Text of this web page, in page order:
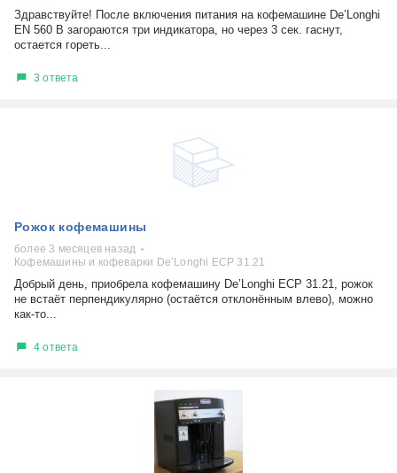
Здравствуйте! После включения питания на кофемашине De’Longhi
EN 560 B загораются три индикатора, но через 3 сек. гаснут,
остается гореть...
3 ответа
Рожок кофемашины
более 3 месяцев назад
Кофемашины и кофеварки De’Longhi ECP 31.21
Добрый день, приобрела кофемашину De’Longhi ECP 31.21, рожок
не встаёт перпендикулярно (остаётся отклонённым влево), можно
как-то...
4 ответа